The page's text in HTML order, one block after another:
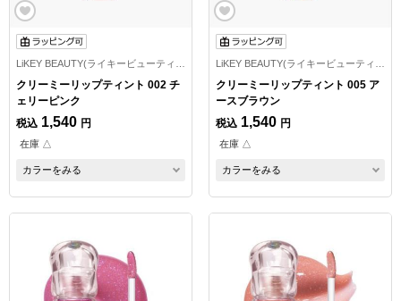
クリーミーリップティント 002 チ
ェリーピンク
税込 1,540 円
在庫 △
カラーをみる
クリーミーリップティント 005 ア
ースブラウン
税込 1,540 円
在庫 △
カラーをみる